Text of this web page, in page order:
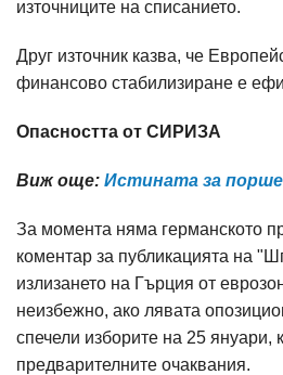
източниците на списанието.
Друг източник казва, че
финансово стабилизиране е
Опасността от СИРИЗА
Виж още: Истината за
За момента няма германското
коментар за публикацията на
излизането на Гърция от
неизбежно, ако лявата
спечели изборите на 25 януари,
предварителните очаквания.